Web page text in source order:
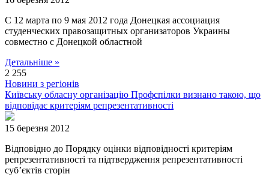
С 12 марта по 9 мая 2012 года Донецкая ассоциация
студенческих правозащитных организаторов Украины
совместно с Донецкой областной
Детальніше »
2 255
Новини з регіонів
Київську обласну організацію Профспілки визнано такою, що
відповідає критеріям репрезентативності
15 березня 2012
Відповідно до Порядку оцінки відповідності критеріям
репрезентативності та підтвердження репрезентативності
суб’єктів сторін